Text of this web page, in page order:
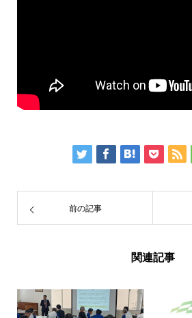
前の記事
関連記事